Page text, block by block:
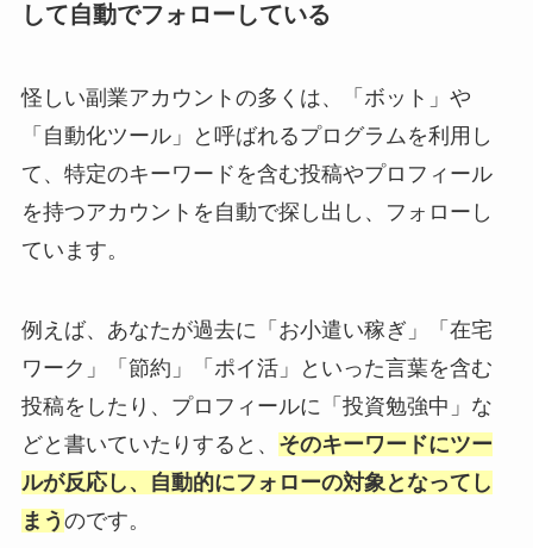
して自動でフォローしている
怪しい副業アカウントの多くは、「ボット」や
「自動化ツール」と呼ばれるプログラムを利用し
て、特定のキーワードを含む投稿やプロフィール
を持つアカウントを自動で探し出し、フォローし
ています。
例えば、あなたが過去に「お小遣い稼ぎ」「在宅
ワーク」「節約」「ポイ活」といった言葉を含む
投稿をしたり、プロフィールに「投資勉強中」な
どと書いていたりすると、 そのキーワードにツー
ルが反応し、自動的にフォローの対象となってし
まう のです。